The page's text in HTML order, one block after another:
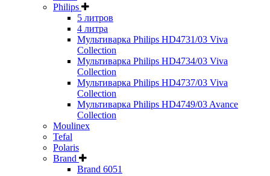
Philips
5 литров
4 литра
Мультиварка Philips HD4731/03 Viva
Collection
Мультиварка Philips HD4734/03 Viva
Collection
Мультиварка Philips HD4737/03 Viva
Collection
Мультиварка Philips HD4749/03 Avance
Collection
Moulinex
Tefal
Polaris
Brand
Brand 6051